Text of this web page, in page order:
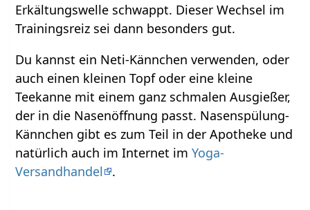
Erkältungswelle schwappt. Dieser Wechsel im
Trainingsreiz sei dann besonders gut.
Du kannst ein Neti-Kännchen verwenden, oder
auch einen kleinen Topf oder eine kleine
Teekanne mit einem ganz schmalen Ausgießer,
der in die Nasenöffnung passt. Nasenspülung-
Kännchen gibt es zum Teil in der Apotheke und
natürlich auch im Internet imYoga-
Versandhandel
.